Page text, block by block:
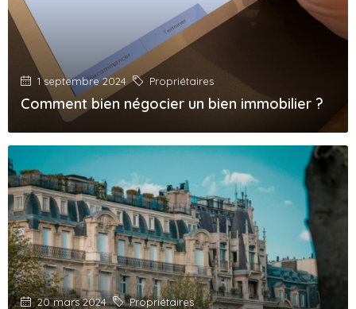
1 septembre 2024 Propriétaires
Comment bien négocier un bien immobilier ?
20 mars 2024 Propriétaires